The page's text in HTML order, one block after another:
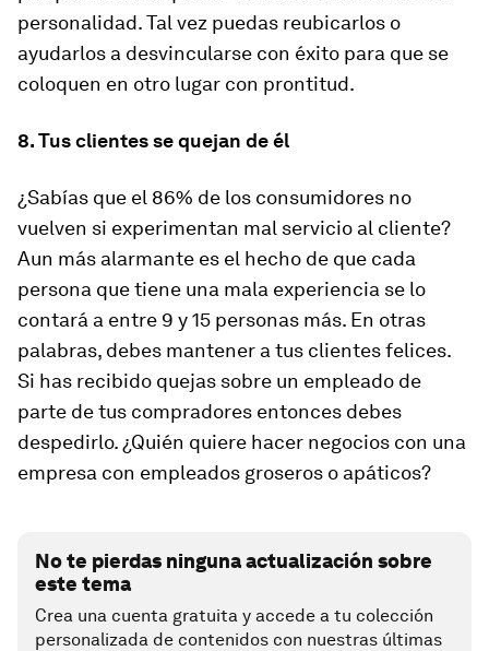
personalidad. Tal vez puedas reubicarlos o
ayudarlos a desvincularse con éxito para que se
coloquen en otro lugar con prontitud.
8. Tus clientes se quejan de él
¿Sabías que el 86% de los consumidores no
vuelven si experimentan mal servicio al cliente?
Aun más alarmante es el hecho de que cada
persona que tiene una mala experiencia se lo
contará a entre 9 y 15 personas más. En otras
palabras, debes mantener a tus clientes felices.
Si has recibido quejas sobre un empleado de
parte de tus compradores entonces debes
despedirlo. ¿Quién quiere hacer negocios con una
empresa con empleados groseros o apáticos?
No te pierdas ninguna actualización sobre
este tema
Crea una cuenta gratuita y accede a tu colección
personalizada de contenidos con nuestras últimas